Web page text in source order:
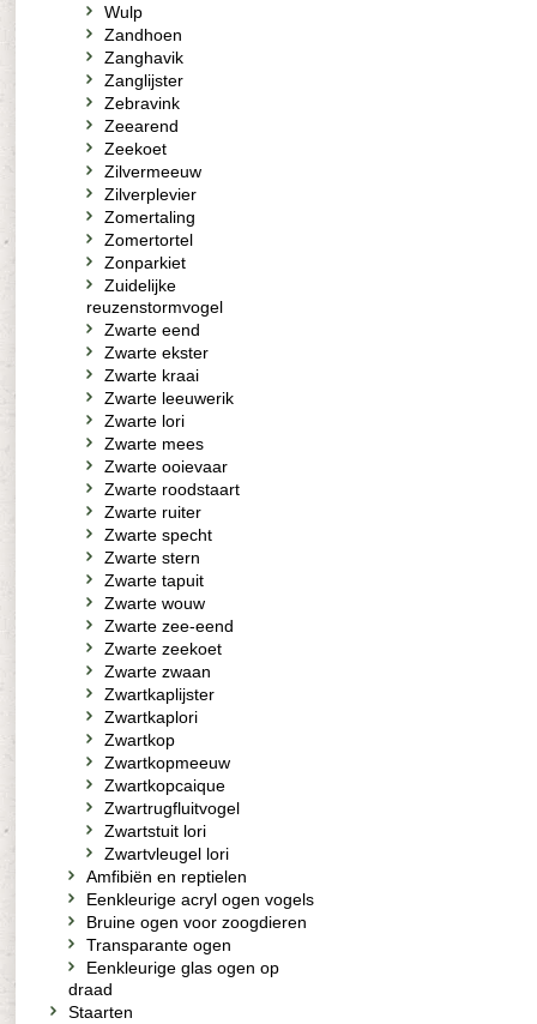
Wulp
Zandhoen
Zanghavik
Zanglijster
Zebravink
Zeearend
Zeekoet
Zilvermeeuw
Zilverplevier
Zomertaling
Zomertortel
Zonparkiet
Zuidelijke
reuzenstormvogel
Zwarte eend
Zwarte ekster
Zwarte kraai
Zwarte leeuwerik
Zwarte lori
Zwarte mees
Zwarte ooievaar
Zwarte roodstaart
Zwarte ruiter
Zwarte specht
Zwarte stern
Zwarte tapuit
Zwarte wouw
Zwarte zee-eend
Zwarte zeekoet
Zwarte zwaan
Zwartkaplijster
Zwartkaplori
Zwartkop
Zwartkopmeeuw
Zwartkopcaique
Zwartrugfluitvogel
Zwartstuit lori
Zwartvleugel lori
Amfibiën en reptielen
Eenkleurige acryl ogen vogels
Bruine ogen voor zoogdieren
Transparante ogen
Eenkleurige glas ogen op
draad
Staarten